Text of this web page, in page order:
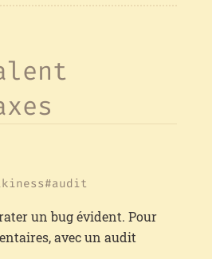
audit
un bug évident. Pour
avec un audit